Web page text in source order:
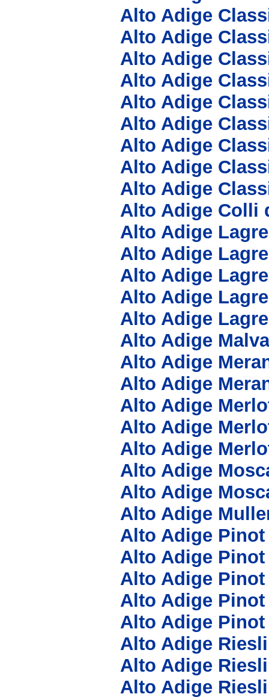
Alto Adige
Alto Adige
Alto Adige
Alto Adige
Alto Adige
Alto Adige
Alto Adige
Alto Adige
Alto Adige
Alto Adige Colli
Alto Adige
Alto Adige
Alto Adige
Alto Adige
Alto Adige
Alto Adige
Alto Adige
Alto Adige
Alto Adige
Alto Adige
Alto Adige
Alto Adige
Alto Adige
Alto Adige
Alto Adige
Alto Adige
Alto Adige Pinot
Alto Adige
Alto Adige Pinot
Alto Adige
Alto Adige
Alto Adige